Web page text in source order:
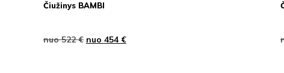
Čiužinys BAMBI
nuo522€ nuo 454 €